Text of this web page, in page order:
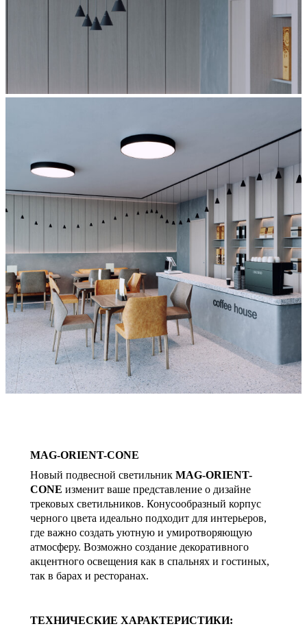
MAG-ORIENT-CONE
Новый подвесной светильник MAG-ORIENT-
CONE изменит ваше представление о дизайне
трековых светильников. Конусообразный корпус
черного цвета идеально подходит для интерьеров,
где важно создать уютную и умиротворяющую
атмосферу. Возможно создание декоративного
акцентного освещения как в спальнях и гостиных,
так в барах и ресторанах.
ТЕХНИЧЕСКИЕ ХАРАКТЕРИСТИКИ: